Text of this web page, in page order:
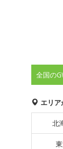
全国の
エリ
北